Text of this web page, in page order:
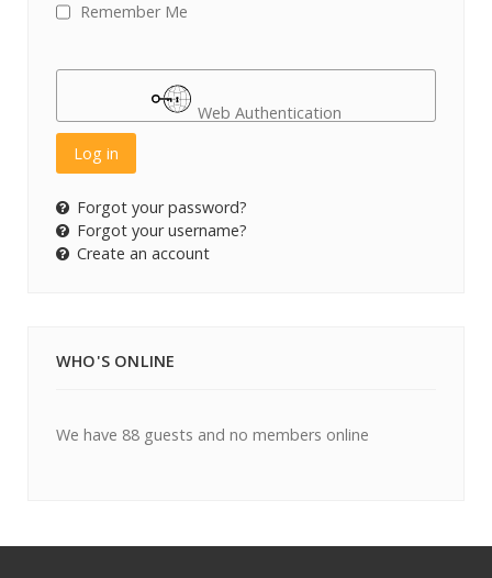
Remember Me
Web Authentication
Log in
Forgot your password?
Forgot your username?
Create an account
WHO'S ONLINE
We have 88 guests and no members online